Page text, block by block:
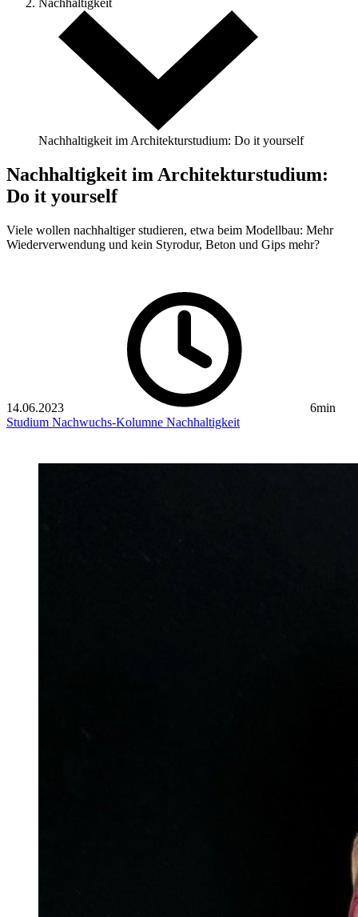
Nachhaltigkeit
Nachhaltigkeit im Architekturstudium: Do it yourself
Nachhaltigkeit im Architekturstudium:
Do it yourself
Viele wollen nachhaltiger studieren, etwa beim Modellbau: Mehr
Wiederverwendung und kein Styrodur, Beton und Gips mehr?
14.06.2023
6min
Studium Nachwuchs-Kolumne Nachhaltigkeit